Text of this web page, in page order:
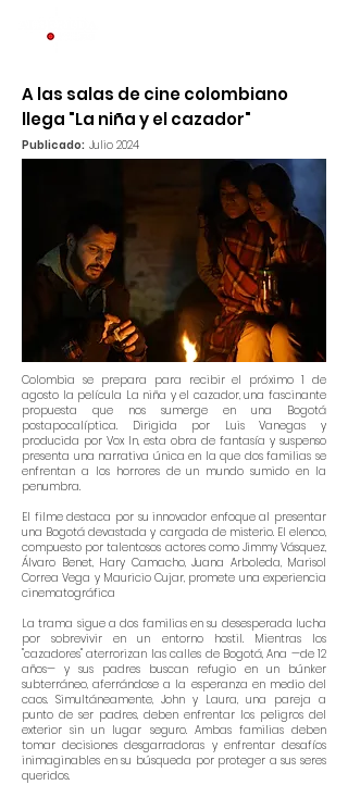
A las salas de cine colombiano
llega "La niña y el cazador"
Publicado: Julio 2024
Colombia se prepara para recibir el próximo 1 de
agosto la película La niña y el cazador, una fascinante
propuesta que nos sumerge en una Bogotá
postapocalíptica. Dirigida por Luis Vanegas y
producida por Vox In, esta obra de fantasía y suspenso
presenta una narrativa única en la que dos familias se
enfrentan a los horrores de un mundo sumido en la
penumbra.
El filme destaca por su innovador enfoque al presentar
una Bogotá devastada y cargada de misterio. El elenco,
compuesto por talentosos actores como Jimmy Vásquez,
Álvaro Benet, Hary Camacho, Juana Arboleda, Marisol
Correa Vega y Mauricio Cujar, promete una experiencia
cinematográfica
La trama sigue a dos familias en su desesperada lucha
por sobrevivir en un entorno hostil. Mientras los
"cazadores" aterrorizan las calles de Bogotá, Ana —de 12
años— y sus padres buscan refugio en un búnker
subterráneo, aferrándose a la esperanza en medio del
caos. Simultáneamente, John y Laura, una pareja a
punto de ser padres, deben enfrentar los peligros del
exterior sin un lugar seguro. Ambas familias deben
tomar decisiones desgarradoras y enfrentar desafíos
inimaginables en su búsqueda por proteger a sus seres
queridos.